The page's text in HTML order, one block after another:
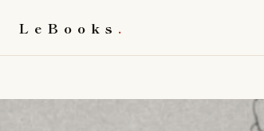
LeBooks